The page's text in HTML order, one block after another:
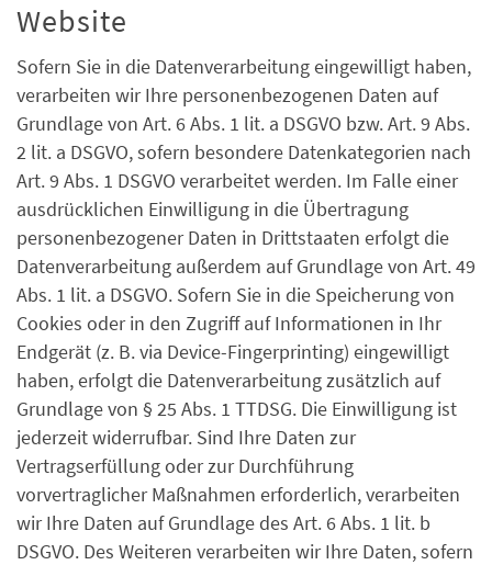
Website
Sofern Sie in die Datenverarbeitung eingewilligt haben,
verarbeiten wir Ihre personenbezogenen Daten auf
Grundlage von Art. 6 Abs. 1 lit. a DSGVO bzw. Art. 9 Abs.
2 lit. a DSGVO, sofern besondere Datenkategorien nach
Art. 9 Abs. 1 DSGVO verarbeitet werden. Im Falle einer
ausdrücklichen Einwilligung in die Übertragung
personenbezogener Daten in Drittstaaten erfolgt die
Datenverarbeitung außerdem auf Grundlage von Art. 49
Abs. 1 lit. a DSGVO. Sofern Sie in die Speicherung von
Cookies oder in den Zugriff auf Informationen in Ihr
Endgerät (z. B. via Device-Fingerprinting) eingewilligt
haben, erfolgt die Datenverarbeitung zusätzlich auf
Grundlage von § 25 Abs. 1 TTDSG. Die Einwilligung ist
jederzeit widerrufbar. Sind Ihre Daten zur
Vertragserfüllung oder zur Durchführung
vorvertraglicher Maßnahmen erforderlich, verarbeiten
wir Ihre Daten auf Grundlage des Art. 6 Abs. 1 lit. b
DSGVO. Des Weiteren verarbeiten wir Ihre Daten, sofern